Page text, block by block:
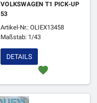
VOLKSWAGEN T1 PICK-UP
53
Artikel-Nr.: OLIEX13458
Maßstab: 1/43
favorite
DETAILS